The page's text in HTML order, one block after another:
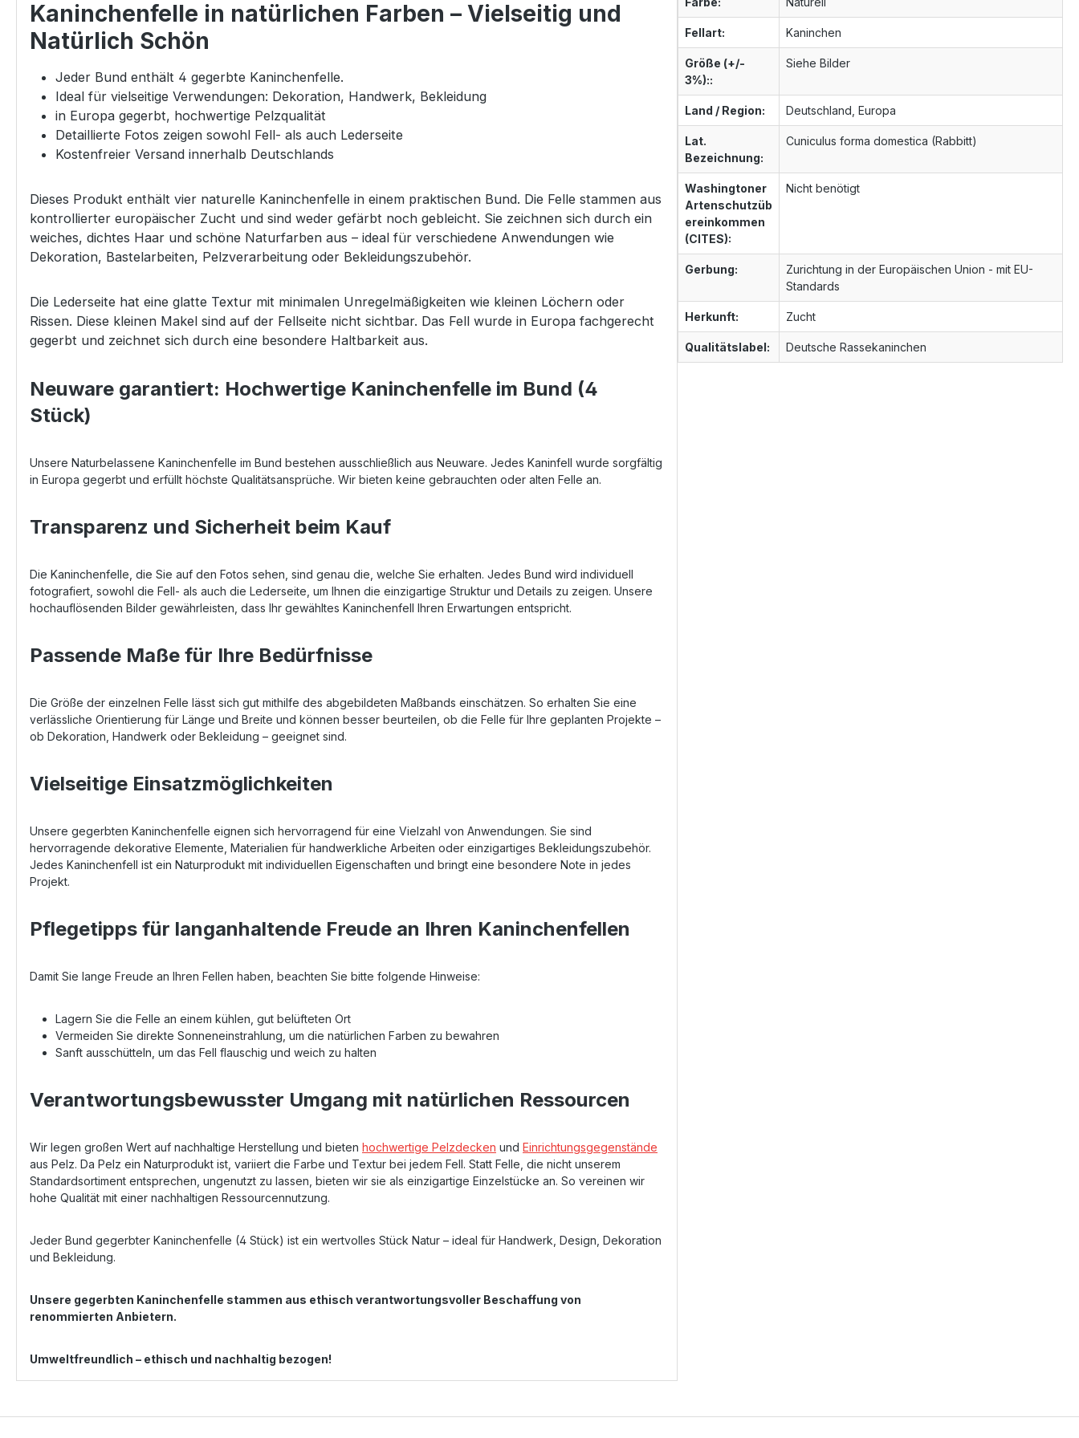
Kaninchenfelle in natürlichen Farben – Vielseitig und
Natürlich Schön
Jeder Bund enthält 4 gegerbte Kaninchenfelle.
Ideal für vielseitige Verwendungen: Dekoration, Handwerk, Bekleidung
in Europa gegerbt, hochwertige Pelzqualität
Detaillierte Fotos zeigen sowohl Fell- als auch Lederseite
Kostenfreier Versand innerhalb Deutschlands
Dieses Produkt enthält vier naturelle Kaninchenfelle in einem praktischen Bund. Die Felle stammen aus
kontrollierter europäischer Zucht und sind weder gefärbt noch gebleicht. Sie zeichnen sich durch ein
weiches, dichtes Haar und schöne Naturfarben aus – ideal für verschiedene Anwendungen wie
Dekoration, Bastelarbeiten, Pelzverarbeitung oder Bekleidungszubehör.
Die Lederseite hat eine glatte Textur mit minimalen Unregelmäßigkeiten wie kleinen Löchern oder
Rissen. Diese kleinen Makel sind auf der Fellseite nicht sichtbar. Das Fell wurde in Europa fachgerecht
gegerbt und zeichnet sich durch eine besondere Haltbarkeit aus.
Neuware garantiert: Hochwertige Kaninchenfelle im Bund (4
Stück)
Unsere Naturbelassene Kaninchenfelle im Bund bestehen ausschließlich aus Neuware. Jedes Kaninfell wurde sorgfältig
in Europa gegerbt und erfüllt höchste Qualitätsansprüche. Wir bieten keine gebrauchten oder alten Felle an.
Transparenz und Sicherheit beim Kauf
Die Kaninchenfelle, die Sie auf den Fotos sehen, sind genau die, welche Sie erhalten. Jedes Bund wird individuell
fotografiert, sowohl die Fell- als auch die Lederseite, um Ihnen die einzigartige Struktur und Details zu zeigen. Unsere
hochauflösenden Bilder gewährleisten, dass Ihr gewähltes Kaninchenfell Ihren Erwartungen entspricht.
Passende Maße für Ihre Bedürfnisse
Die Größe der einzelnen Felle lässt sich gut mithilfe des abgebildeten Maßbands einschätzen. So erhalten Sie eine
verlässliche Orientierung für Länge und Breite und können besser beurteilen, ob die Felle für Ihre geplanten Projekte –
ob Dekoration, Handwerk oder Bekleidung – geeignet sind.
Vielseitige Einsatzmöglichkeiten
Unsere gegerbten Kaninchenfelle eignen sich hervorragend für eine Vielzahl von Anwendungen. Sie sind
hervorragende dekorative Elemente, Materialien für handwerkliche Arbeiten oder einzigartiges Bekleidungszubehör.
Jedes Kaninchenfell ist ein Naturprodukt mit individuellen Eigenschaften und bringt eine besondere Note in jedes
Projekt.
Pflegetipps für langanhaltende Freude an Ihren Kaninchenfellen
Damit Sie lange Freude an Ihren Fellen haben, beachten Sie bitte folgende Hinweise:
Lagern Sie die Felle an einem kühlen, gut belüfteten Ort
Vermeiden Sie direkte Sonneneinstrahlung, um die natürlichen Farben zu bewahren
Sanft ausschütteln, um das Fell flauschig und weich zu halten
Verantwortungsbewusster Umgang mit natürlichen Ressourcen
Wir legen großen Wert auf nachhaltige Herstellung und bieten hochwertige Pelzdecken und Einrichtungsgegenstände
aus Pelz. Da Pelz ein Naturprodukt ist, variiert die Farbe und Textur bei jedem Fell. Statt Felle, die nicht unserem
Standardsortiment entsprechen, ungenutzt zu lassen, bieten wir sie als einzigartige Einzelstücke an. So vereinen wir
hohe Qualität mit einer nachhaltigen Ressourcennutzung.
Jeder Bund gegerbter Kaninchenfelle (4 Stück) ist ein wertvolles Stück Natur – ideal für Handwerk, Design, Dekoration
und Bekleidung.
Unsere gegerbten Kaninchenfelle stammen aus ethisch verantwortungsvoller Beschaffung von
renommierten Anbietern.
Umweltfreundlich – ethisch und nachhaltig bezogen!
Fellart: Kaninchen
Größe (+/-
3%)::
Siehe Bilder
Land / Region: Deutschland, Europa
Lat.
Bezeichnung:
Cuniculus forma domestica (Rabbitt)
Washingtoner
Artenschutzüb
ereinkommen
(CITES):
Nicht benötigt
Gerbung:
Zurichtung in der Europäischen Union - mit EU-
Standards
Herkunft: Zucht
Qualitätslabel: Deutsche Rassekaninchen